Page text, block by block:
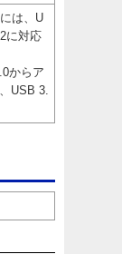
は、U
に対応
からア
USB 3.